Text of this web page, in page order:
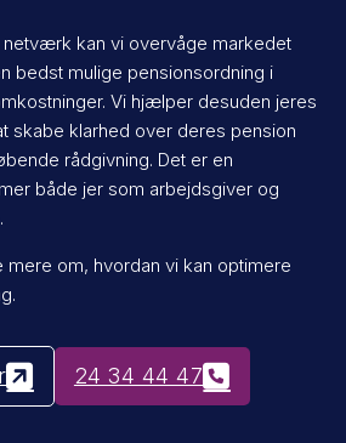
kan vi overvåge markedet
bedst mulige pensionsordning i
Vi hjælper desuden jeres
skabe klarhed over deres pension
rådgivning. Det er en
både jer som arbejdsgiver og
mere om, hvordan vi kan optimere
24 34 44 47